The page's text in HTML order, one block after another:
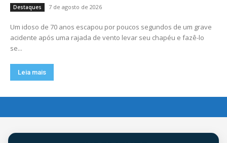
Destaques 7 de agosto de 2026
Um idoso de 70 anos escapou por poucos segundos de um grave
acidente após uma rajada de vento levar seu chapéu e fazê-lo
se...
Leia mais